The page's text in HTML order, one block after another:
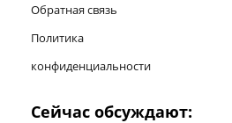
Обратная связь
Политика
конфиденциальности
Сейчас обсуждают: